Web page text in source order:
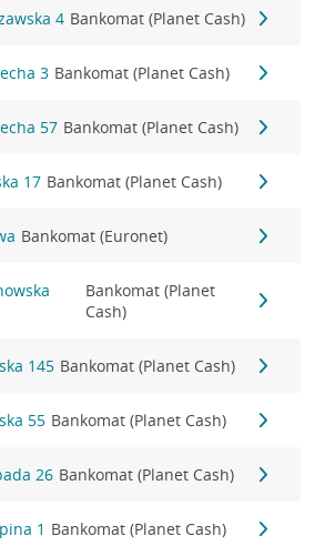
4 Bankomat (Planet Cash)
3 Bankomat (Planet Cash)
57 Bankomat (Planet Cash)
17 Bankomat (Planet Cash)
Bankomat (Euronet)
Bankomat (Planet
Cash)
145 Bankomat (Planet Cash)
55 Bankomat (Planet Cash)
26 Bankomat (Planet Cash)
1 Bankomat (Planet Cash)